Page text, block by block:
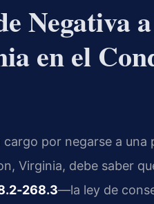
Negativa
en el
por negarse a una
Virginia, debe saber
—la ley de